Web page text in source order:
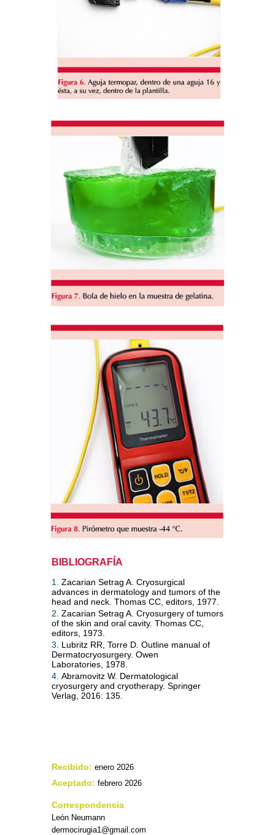
BIBLIOGRAFÍA
1.
Zacarian Setrag A. Cryosurgical
advances in dermatology and tumors of the
head and neck. Thomas CC, editors, 1977.
2. Zacarian Setrag A. Cryosurgery of tumors
of the skin and oral cavity. Thomas CC,
editors, 1973.
3.
Lubritz RR, Torre D. Outline manual of
Dermatocryosurgery. Owen
Laboratories, 1978.
4. Abramovitz W. Dermatological
cryosurgery and cryotherapy. Springer
Verlag, 2016: 135.
Recibido: enero 2026
Aceptado: febrero 2026
Correspondencia
León Neumann
dermocirugia1@gmail.com